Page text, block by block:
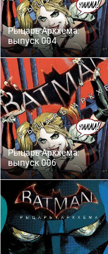
Рыцарь Аркхема:
выпуск 004
Рыцарь Аркхема:
выпуск 006